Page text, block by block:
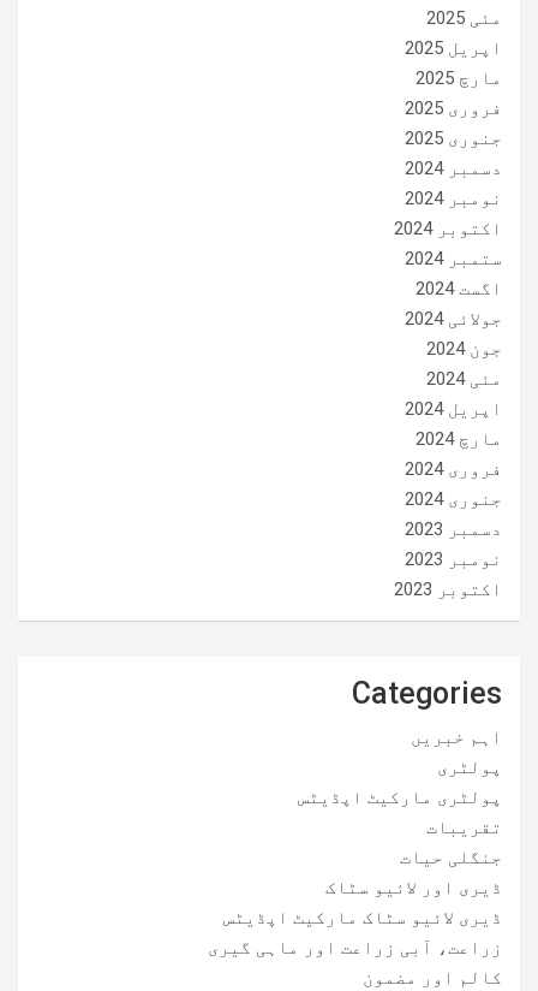
مئی 2025
اپریل 2025
مارچ 2025
فروری 2025
جنوری 2025
دسمبر 2024
نومبر 2024
اکتوبر 2024
ستمبر 2024
اگست 2024
جولائی 2024
جون 2024
مئی 2024
اپریل 2024
مارچ 2024
فروری 2024
جنوری 2024
دسمبر 2023
نومبر 2023
اکتوبر 2023
Categories
اہم خبریں
پولٹری
پولٹری مارکیٹ اپڈیٹس
تقریبات
جنگلی حیات
ڈیری اور لائیو سٹاک
ڈیری لائیو سٹاک مارکیٹ اپڈیٹس
زراعت، آبی زراعت اور ماہی گیری
کالم اور مضمون